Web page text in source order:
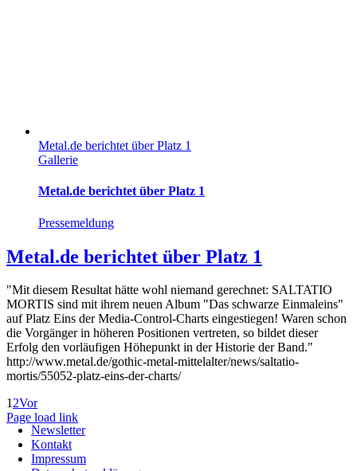
Metal.de berichtet über Platz 1
Gallerie
Metal.de berichtet über Platz 1
Pressemeldung
Metal.de berichtet über Platz 1
"Mit diesem Resultat hätte wohl niemand gerechnet: SALTATIO
MORTIS sind mit ihrem neuen Album "Das schwarze Einmaleins"
auf Platz Eins der Media-Control-Charts eingestiegen! Waren schon
die Vorgänger in höheren Positionen vertreten, so bildet dieser
Erfolg den vorläufigen Höhepunkt in der Historie der Band."
http://www.metal.de/gothic-metal-mittelalter/news/saltatio-
mortis/55052-platz-eins-der-charts/
12Vor
Newsletter
Kontakt
Impressum
Page load link
Nach
oben